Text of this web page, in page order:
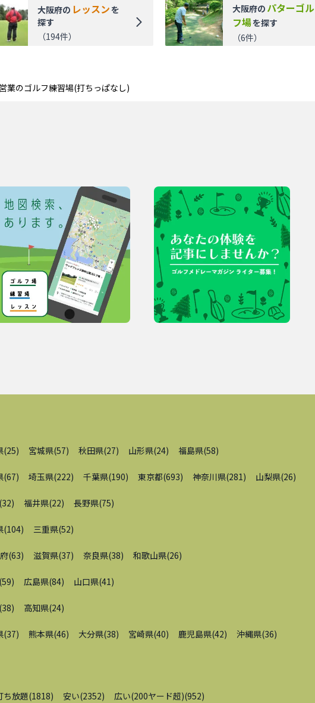
大阪府の レッスンを
探す
（194件）
大阪府の パターゴル
フ場を探す
（6件）
業のゴルフ練習場(打ちっぱなし)
(25) 宮城県(57) 秋田県(27) 山形県(24) 福島県(58)
(67) 埼玉県(222) 千葉県(190) 東京都(693) 神奈川県(281) 山梨県(26)
(32) 福井県(22) 長野県(75)
(104) 三重県(52)
(63) 滋賀県(37) 奈良県(38) 和歌山県(26)
(59) 広島県(84) 山口県(41)
(38) 高知県(24)
(37) 熊本県(46) 大分県(38) 宮崎県(40) 鹿児島県(42) 沖縄県(36)
ち放題(1818) 安い(2352) 広い(200ヤード超)(952)